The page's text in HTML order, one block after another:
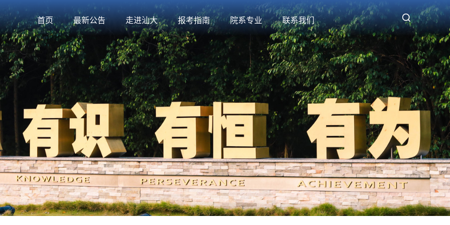
首页 最新公告 走进汕大 报考指南 院系专业 联系我们 